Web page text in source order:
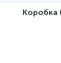
Коробка